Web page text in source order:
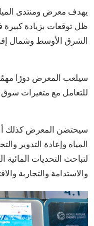
يهدف معرض ومنتدى
ظل توقعات بزيادة كبيرة
الشرق الأوسط وشمال
سيلعب المعرض دورًا
للتعامل مع متغيرات سوق
سيحتضن المعرض كذلك
المياه وإعادة التدوير
لتباحث التحديات
والاستدامة والتجاربة